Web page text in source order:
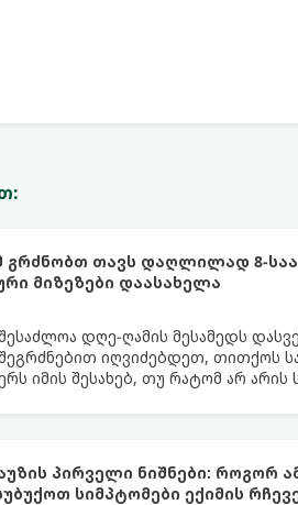
გრძნობთ თავს დაღლილად 8-
მიზეზები დაასახელა
დღე-ღამის მესამედს
იღვიძებდეთ, თითქოს
იმის შესახებ, თუ რატომ არ არის
პირველი ნიშნები: როგორ
სიმპტომები ექიმის